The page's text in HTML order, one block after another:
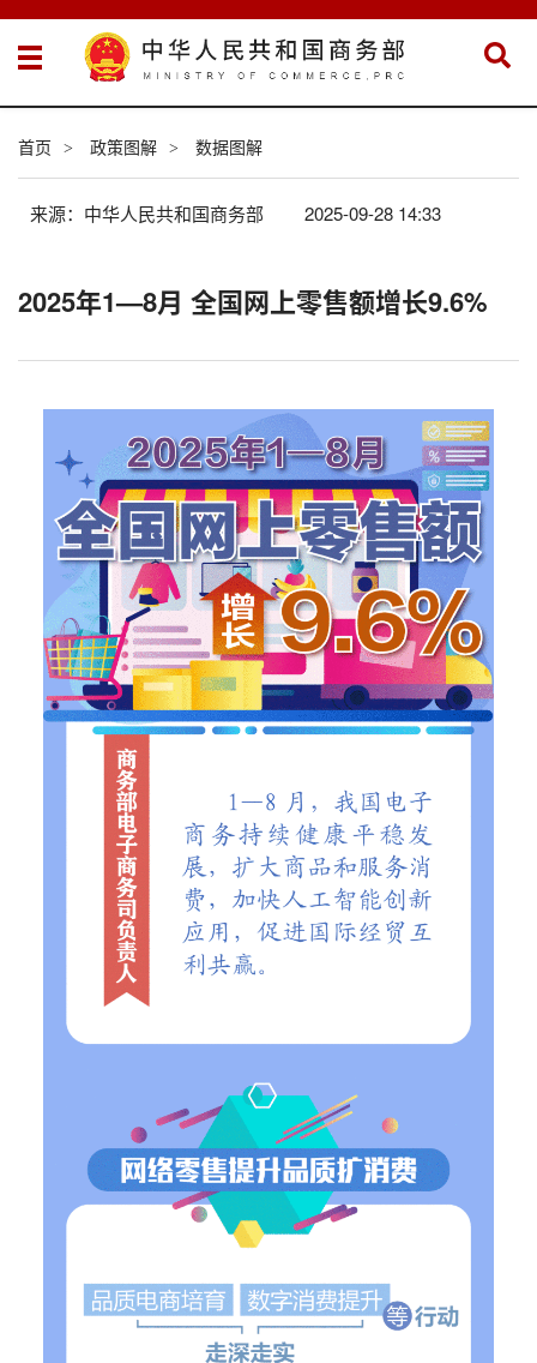
首页 > 政策图解 > 数据图解
来源：中华人民共和国商务部 2025-09-28 14:33
2025年1—8月 全国网上零售额增长9.6%